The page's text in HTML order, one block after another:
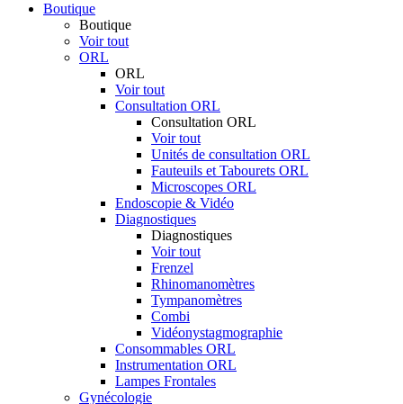
Boutique
Boutique
Voir tout
ORL
ORL
Voir tout
Consultation ORL
Consultation ORL
Voir tout
Unités de consultation ORL
Fauteuils et Tabourets ORL
Microscopes ORL
Endoscopie & Vidéo
Diagnostiques
Diagnostiques
Voir tout
Frenzel
Rhinomanomètres
Tympanomètres
Combi
Vidéonystagmographie
Consommables ORL
Instrumentation ORL
Lampes Frontales
Gynécologie